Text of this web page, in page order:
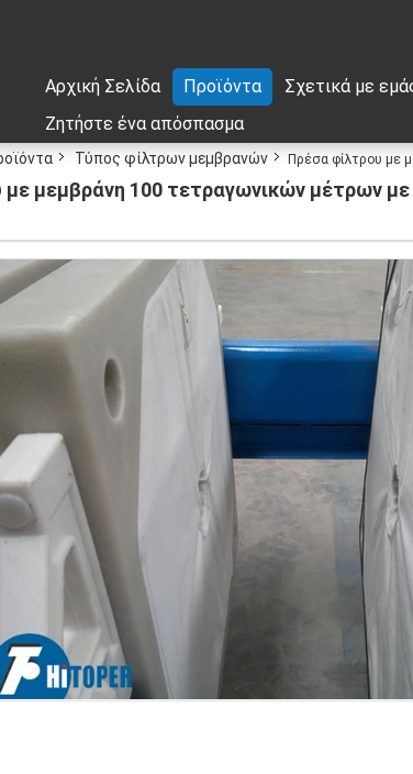
Αρχική Σελίδα Προϊόντα Σχετικά με
Ζητήστε ένα απόσπασμα
Τύπος φίλτρων μεμβρανών
Πρέσα φίλτρου με
μεμβράνη 100 τετραγωνικών μέτρων